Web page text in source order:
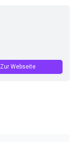
Zur Webseite